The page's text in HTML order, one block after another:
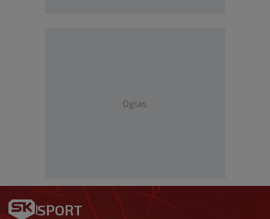
Oglas
SPORT